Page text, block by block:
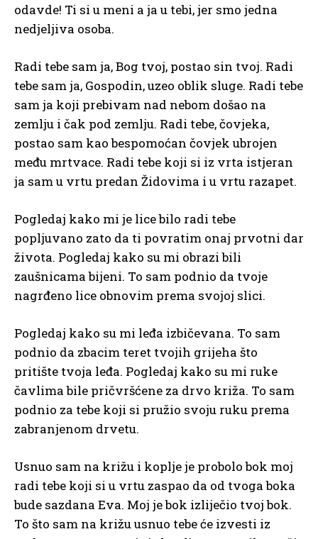
odavde! Ti si u meni a ja u tebi, jer smo jedna
nedjeljiva osoba.
Radi tebe sam ja, Bog tvoj, postao sin tvoj. Radi
tebe sam ja, Gospodin, uzeo oblik sluge. Radi tebe
sam ja koji prebivam nad nebom došao na
zemlju i čak pod zemlju. Radi tebe, čovjeka,
postao sam kao bespomoćan čovjek ubrojen
među mrtvace. Radi tebe koji si iz vrta istjeran
ja sam u vrtu predan Židovima i u vrtu razapet.
Pogledaj kako mi je lice bilo radi tebe
popljuvano zato da ti povratim onaj prvotni dar
života. Pogledaj kako su mi obrazi bili
zaušnicama bijeni. To sam podnio da tvoje
nagrđeno lice obnovim prema svojoj slici.
Pogledaj kako su mi leđa izbičevana. To sam
podnio da zbacim teret tvojih grijeha što
pritište tvoja leđa. Pogledaj kako su mi ruke
čavlima bile pričvršćene za drvo križa. To sam
podnio za tebe koji si pružio svoju ruku prema
zabranjenom drvetu.
Usnuo sam na križu i koplje je probolo bok moj
radi tebe koji si u vrtu zaspao da od tvoga boka
bude sazdana Eva. Moj je bok izliječio tvoj bok.
To što sam na križu usnuo tebe će izvesti iz